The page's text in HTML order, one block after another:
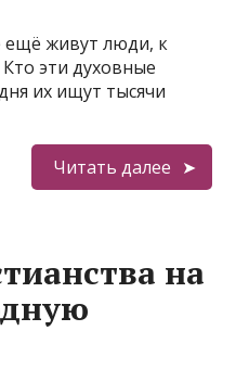
ещё живут люди, к
эти духовные
их ищут тысячи
Читать далее
на